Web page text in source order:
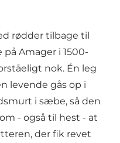
rødder tilbage til
Amager i 1500-
nok. Én leg
levende gås op i
i sæbe, så den
- også til hest - at
der fik revet